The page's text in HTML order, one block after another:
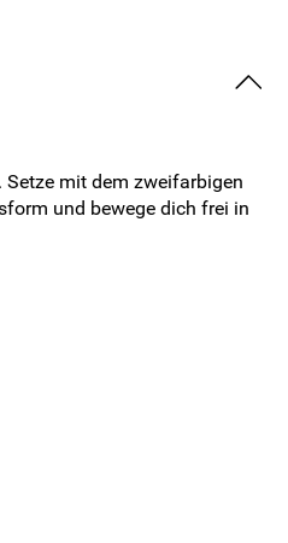
mit dem zweifarbigen
und bewege dich frei in